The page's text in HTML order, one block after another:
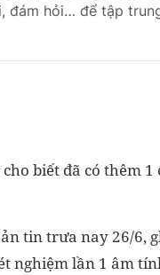
đám hỏi… để tập
biết đã có thêm 1
tin trưa nay 26/6,
nghiệm lần 1 âm